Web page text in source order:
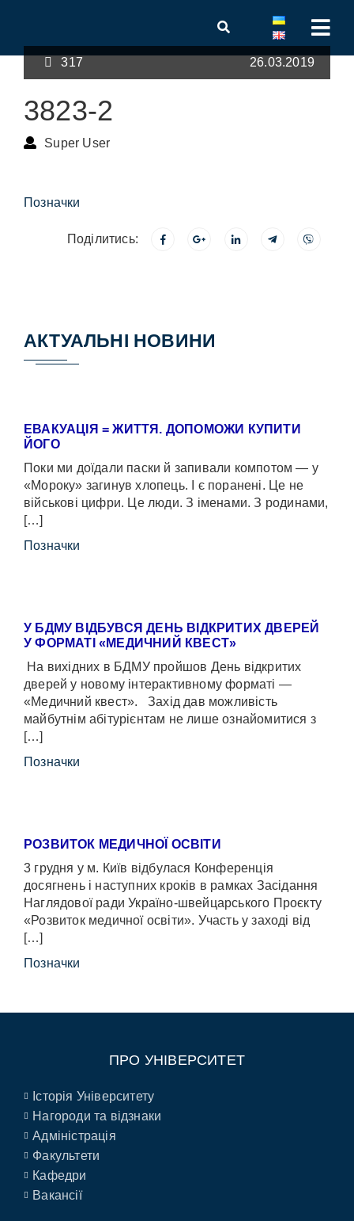
317 26.03.2019
3823-2
Super User
Позначки
Поділитись:
АКТУАЛЬНІ НОВИНИ
ЕВАКУАЦІЯ = ЖИТТЯ. ДОПОМОЖИ КУПИТИ
ЙОГО
Поки ми доїдали паски й запивали компотом — у
«Мороку» загинув хлопець. І є поранені. Це не
військові цифри. Це люди. З іменами. З родинами,
[…]
Позначки
У БДМУ ВІДБУВСЯ ДЕНЬ ВІДКРИТИХ ДВЕРЕЙ
У ФОРМАТІ «МЕДИЧНИЙ КВЕСТ»
На вихідних в БДМУ пройшов День відкритих
дверей у новому інтерактивному форматі —
«Медичний квест». Захід дав можливість
майбутнім абітурієнтам не лише ознайомитися з
[…]
Позначки
РОЗВИТОК МЕДИЧНОЇ ОСВІТИ
3 грудня у м. Київ відбулася Конференція
досягнень і наступних кроків в рамках Засідання
Наглядової ради Україно-швейцарського Проєкту
«Розвиток медичної освіти». Участь у заході від
[…]
Позначки
ПРО УНІВЕРСИТЕТ
Історія Університету
Нагороди та відзнаки
Адміністрація
Факультети
Кафедри
Вакансії